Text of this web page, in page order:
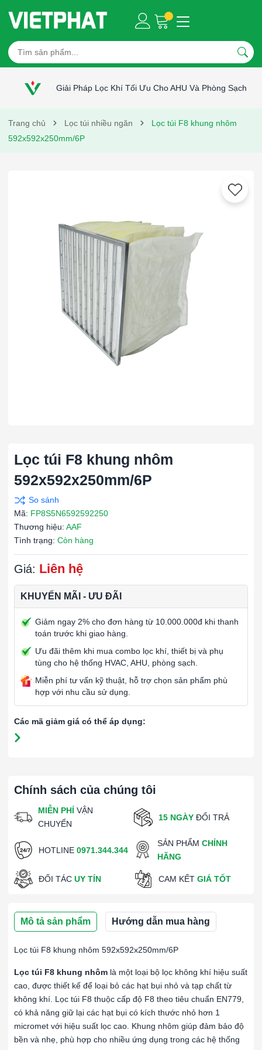
Giải Pháp Lọc Khí Tối Ưu Cho AHU Và Phòng Sạch
Trang chủ Lọc túi nhiều ngăn
Lọc túi F8 khung nhôm
592x592x250mm/6P
Chính sách của chúng tôi
MIỄN PHÍ VẬN
CHUYỂN
15 NGÀY ĐỔI TRẢ
HOTLINE 0971.344.344
SẢN PHẨMCHÍNH
HÃNG
ĐỐI TÁC UY TÍN CAM KẾT GIÁ TỐT
Mô tả sản phẩm Hướng dẫn mua hàng
Lọc túi F8 khung nhôm 592x592x250mm/6P
Lọc túi F8 khung nhôm là một loại bộ lọc không khí hiệu suất
cao, được thiết kế để loại bỏ các hạt bụi nhỏ và tạp chất từ
không khí. Lọc túi F8 thuộc cấp độ F8 theo tiêu chuẩn EN779,
có khả năng giữ lại các hạt bụi có kích thước nhỏ hơn 1
micromet với hiệu suất lọc cao. Khung nhôm giúp đảm bảo độ
bền và nhẹ, phù hợp cho nhiều ứng dụng trong các hệ thống
Lọc túi F8 khung nhôm
592x592x250mm/6P
Mã: FP8S5N6592592250
Thương hiệu: AAF
Tình trạng: Còn hàng
Giá: Liên hệ
KHUYẾN MÃI - ƯU ĐÃI
Giảm ngay 2% cho đơn hàng từ 10.000.000đ khi thanh
toán trước khi giao hàng.
Ưu đãi thêm khi mua combo lọc khí, thiết bị và phụ
tùng cho hệ thống HVAC, AHU, phòng sạch.
Miễn phí tư vấn kỹ thuật, hỗ trợ chọn sản phẩm phù
hợp với nhu cầu sử dụng.
Các mã giảm giá có thể áp dụng: